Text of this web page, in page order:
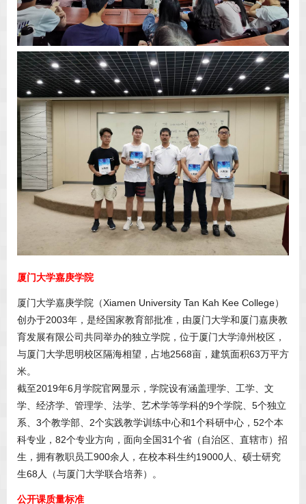
厦门大学嘉庚学院
厦门大学嘉庚学院（Xiamen University Tan Kah Kee College）
创办于2003年，是经国家教育部批准，由厦门大学和厦门嘉庚教
育发展有限公司共同举办的独立学院，位于厦门大学漳州校区，
与厦门大学思明校区隔海相望，占地2568亩，建筑面积63万平方
米。
截至2019年6月学院官网显示，学院设有涵盖理学、工学、文
学、经济学、管理学、法学、艺术学等学科的9个学院、5个独立
系、3个教学部、2个实践教学训练中心和1个科研中心，52个本
科专业，82个专业方向，面向全国31个省（自治区、直辖市）招
生，拥有教职员工900余人，在校本科生约19000人、硕士研究
生68人（与厦门大学联合培养）。
公开课质量标准